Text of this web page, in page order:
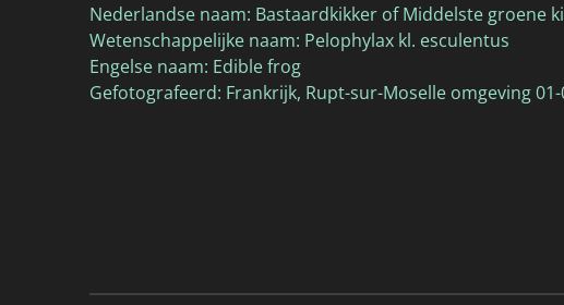
Nederlandse naam: Bastaardkikker of Middelste groene
Wetenschappelijke naam: Pelophylax kl. esculentus
Engelse naam: Edible frog
Gefotografeerd: Frankrijk, Rupt-sur-Moselle omgeving 01-